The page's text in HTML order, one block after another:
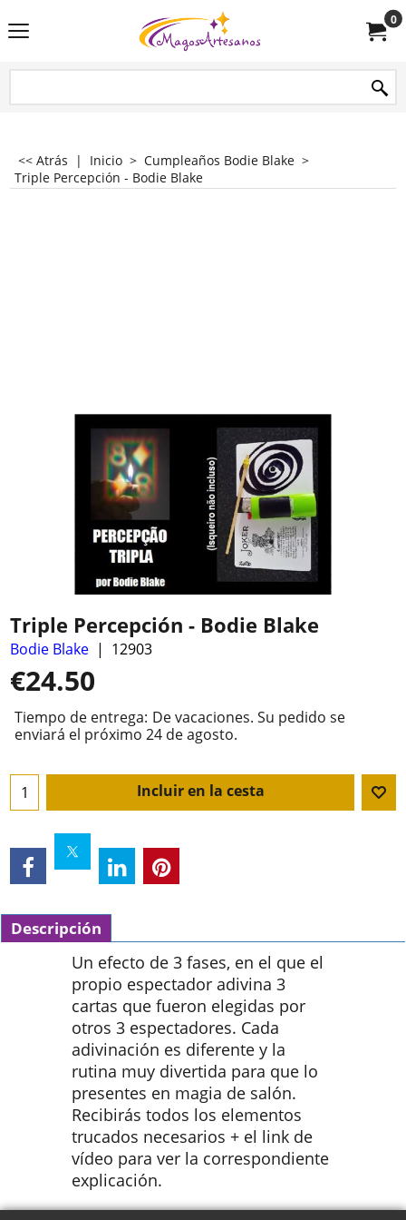
0
<< Atrás | Inicio > Cumpleaños Bodie Blake >
Triple Percepción - Bodie Blake
Triple Percepción - Bodie Blake
Bodie Blake 12903
€24.50
Tiempo de entrega: De vacaciones. Su pedido se
enviará el próximo 24 de agosto.
Incluir en la cesta
Descripción
Un efecto de 3 fases, en el que el
propio espectador adivina 3
cartas que fueron elegidas por
otros 3 espectadores. Cada
adivinación es diferente y la
rutina muy divertida para que lo
presentes en magia de salón.
Recibirás todos los elementos
trucados necesarios + el link de
vídeo para ver la correspondiente
explicación.